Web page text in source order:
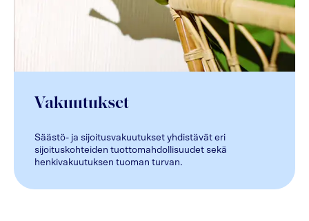
Vakuutukset
Säästö- ja sijoitusvakuutukset yhdistävät eri
sijoituskohteiden tuottomahdollisuudet sekä
henkivakuutuksen tuoman turvan.